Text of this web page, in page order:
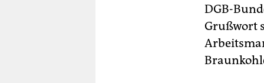
DGB-
Grußwort